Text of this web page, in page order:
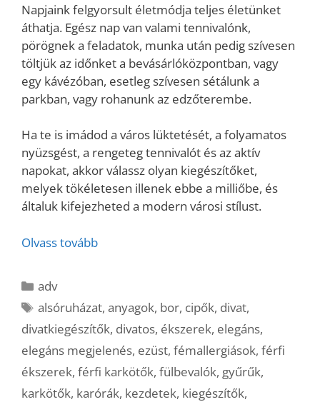
Napjaink felgyorsult életmódja teljes életünket
áthatja. Egész nap van valami tennivalónk,
pörögnek a feladatok, munka után pedig szívesen
töltjük az időnket a bevásárlóközpontban, vagy
egy kávézóban, esetleg szívesen sétálunk a
parkban, vagy rohanunk az edzőterembe.
Ha te is imádod a város lüktetését, a folyamatos
nyüzsgést, a rengeteg tennivalót és az aktív
napokat, akkor válassz olyan kiegészítőket,
melyek tökéletesen illenek ebbe a milliőbe, és
általuk kifejezheted a modern városi stílust.
Olvass tovább
Kategória
adv
Címkék
alsóruházat,anyagok, bor, cipők, divat,
divatkiegészítők, divatos, ékszerek, elegáns,
elegáns megjelenés, ezüst, fémallergiások, férfi
ékszerek, férfi karkötők, fülbevalók, gyűrűk,
karkötők, karórák, kezdetek, kiegészítők,